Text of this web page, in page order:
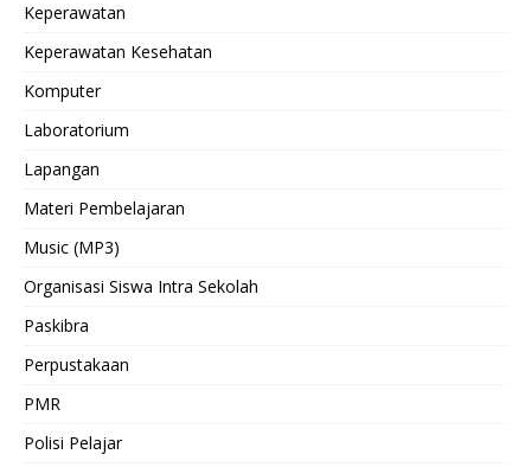
Keperawatan
Keperawatan Kesehatan
Komputer
Laboratorium
Lapangan
Materi Pembelajaran
Music (MP3)
Organisasi Siswa Intra Sekolah
Paskibra
Perpustakaan
PMR
Polisi Pelajar